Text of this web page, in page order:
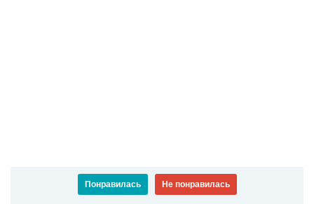
Понравилась Не понравилась